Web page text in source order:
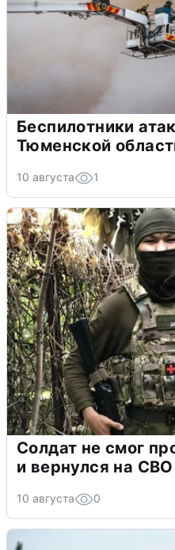
Беспилотники
Тюменской
10 августа 1
Солдат не смог
и вернулся на СВО
10 августа 0